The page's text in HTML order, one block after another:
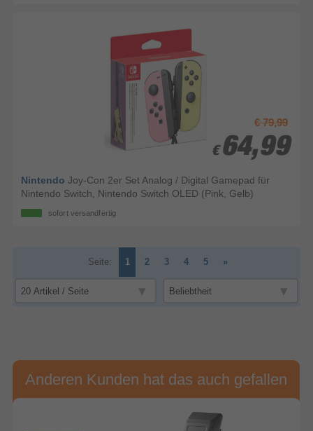
€ 79,99
€ 64,99
€ 64,99
Nintendo Joy-Con 2er Set Analog / Digital Gamepad für
Nintendo Switch, Nintendo Switch OLED (Pink, Gelb)
sofort versandfertig
Seite: 1 2 3 4 5 »
Anderen Kunden hat das auch gefallen